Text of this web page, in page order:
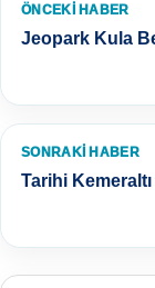
ÖNCEKI HABER
Jeopark Kula
SONRAKI HABER
Tarihi Kemeraltı